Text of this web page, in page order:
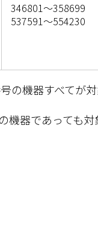
346801～358699
537591～554230
の機器すべてが
機器であっても